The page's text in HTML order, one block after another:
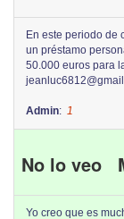
En este periodo de
un préstamo
50.000 euros para
Admin: 1
No lo veo
Yo creo que es